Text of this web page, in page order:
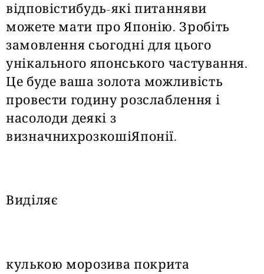
відповістибудь-які питанняви
можете мати про Японію. Зробіть
замовлення сьогодні для цього
унікального японського частування.
Це буде ваша золота можливість
провести годину розслаблення і
насолоди деякі з
визначнихрозкошіЯпонії.
Виділяє
кулькою морозива покрита